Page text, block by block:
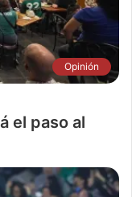
Opinión
el paso al